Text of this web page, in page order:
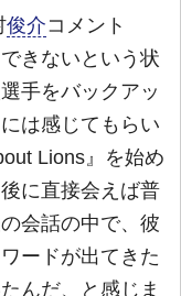
俊介コメント
きないという状
手をバックアッ
は感じてもらい
Lions』を始め
に直接会えば普
会話の中で、彼
ードが出てきた
んだ、と感じま